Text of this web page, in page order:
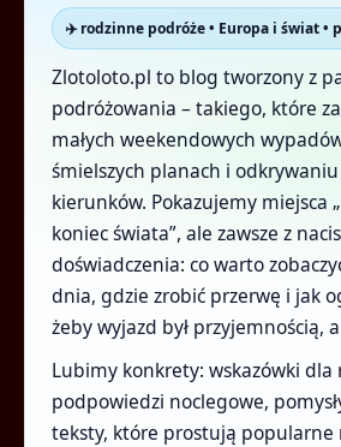
✈️ rodzinne podróże • Europa i świat •
Zlotoloto.pl to blog tworzony z
podróżowania – takiego, które
małych weekendowych
śmielszych planach i
kierunków. Pokazujemy miejsca
koniec świata”, ale zawsze z
doświadczenia: co warto
dnia, gdzie zrobić przerwę i jak
żeby wyjazd był przyjemnością,
Lubimy konkrety: wskazówki dla
podpowiedzi noclegowe,
teksty, które prostują popularne